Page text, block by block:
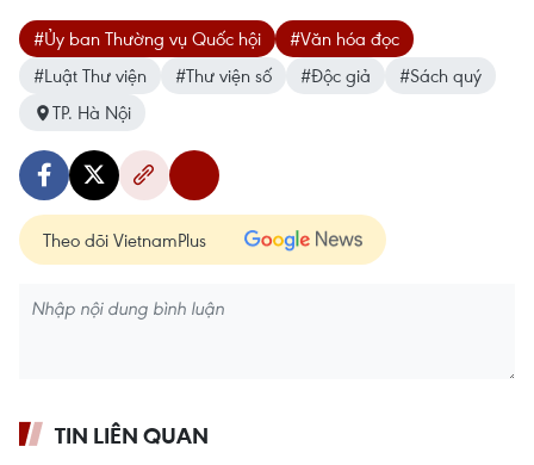
#Ủy ban Thường vụ Quốc hội
#Văn hóa đọc
#Luật Thư viện
#Thư viện số #Độc giả
#Sách quý
TP. Hà Nội
Theo dõi VietnamPlus
TIN LIÊN QUAN